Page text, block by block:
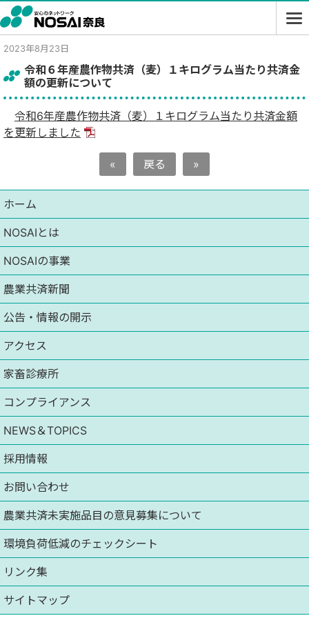
2023年8月23日
令和６年産農作物共済（麦）１キログラム当たり共済金
額の更新について
令和6年産農作物共済（麦）１キログラム当たり共済金額
を更新しました
« 戻る »
ホーム
NOSAIとは
NOSAIの事業
農業共済新聞
公告・情報の開示
アクセス
家畜診療所
コンプライアンス
NEWS＆TOPICS
採用情報
お問い合わせ
農業共済未実施品目の意見募集について
環境負荷低減のチェックシート
リンク集
サイトマップ